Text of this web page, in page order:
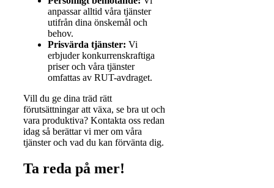
anpassar alltid våra tjänster
utifrån dina önskemål och
behov.
Prisvärda tjänster: Vi
erbjuder konkurrenskraftiga
priser och våra tjänster
omfattas av RUT-avdraget.
Vill du ge dina träd rätt
förutsättningar att växa, se bra ut och
vara produktiva? Kontakta oss redan
idag så berättar vi mer om våra
tjänster och vad du kan förvänta dig.
Ta reda på mer!